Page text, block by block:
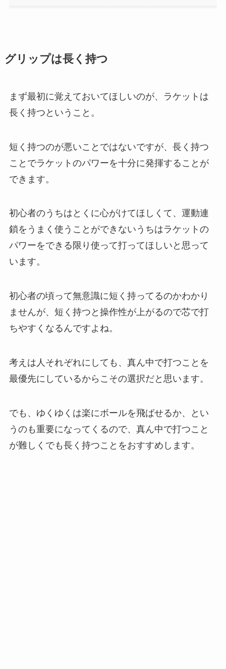
グリップは長く持つ
まず最初に覚えておいてほしいのが、ラケットは
長く持つということ。
短く持つのが悪いことではないですが、長く持つ
ことでラケットのパワーを十分に発揮することが
できます。
初心者のうちはとくに心がけてほしくて、運動連
鎖をうまく使うことができないうちはラケットの
パワーをできる限り使って打ってほしいと思って
います。
初心者の頃って無意識に短く持ってるのかわかり
ませんが、短く持つと操作性が上がるので芯で打
ちやすくなるんですよね。
考えは人それぞれにしても、真ん中で打つことを
最優先にしているからこその選択だと思います。
でも、ゆくゆくは楽にボールを飛ばせるか、とい
うのも重要になってくるので、真ん中で打つこと
が難しくでも長く持つことをおすすめします。